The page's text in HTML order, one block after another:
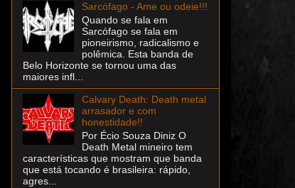
Sarcófago - Ame ou odeie!!!
Quando se fala em
Sarcófago se fala em
pioneirismo, radicalismo e
polêmica. Esta banda de
Belo Horizonte se tornou uma das
maiores infl...
Calvary Death: Death metal
arrasador e com
honestidade!!
Por Écio Souza Diniz O
Death Metal mineiro tem
características que mostram que banda
que está tocando é brasileira: rápido,
agres...